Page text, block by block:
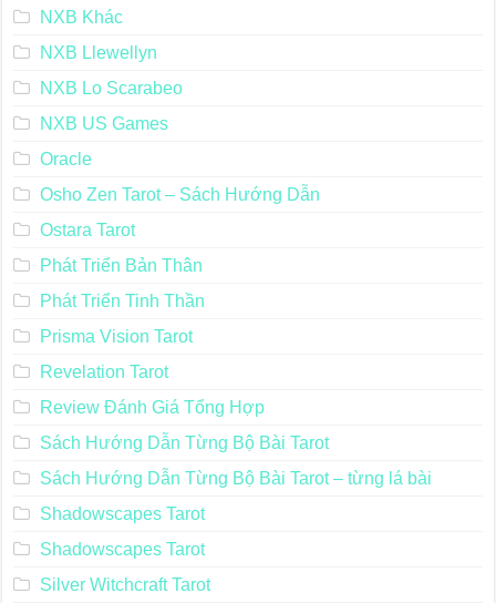
NXB Khác
NXB Llewellyn
NXB Lo Scarabeo
NXB US Games
Oracle
Osho Zen Tarot – Sách Hướng Dẫn
Ostara Tarot
Phát Triển Bản Thân
Phát Triển Tinh Thần
Prisma Vision Tarot
Revelation Tarot
Review Đánh Giá Tổng Hợp
Sách Hướng Dẫn Từng Bộ Bài Tarot
Sách Hướng Dẫn Từng Bộ Bài Tarot – từng lá bài
Shadowscapes Tarot
Shadowscapes Tarot
Silver Witchcraft Tarot